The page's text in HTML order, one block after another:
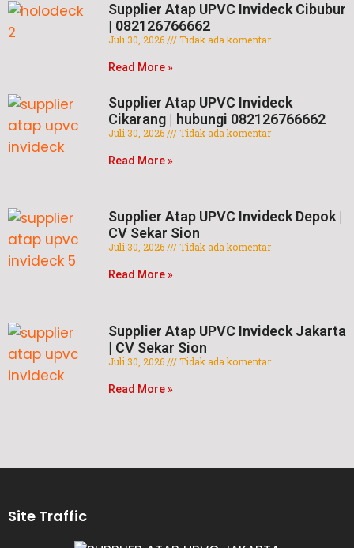
Supplier Atap UPVC Invideck Cibubur
| 082126766662
Juli 30, 2026 Tidak ada komentar
Read More »
Supplier Atap UPVC Invideck
Cikarang | hubungi 082126766662
Juli 30, 2026 Tidak ada komentar
Read More »
Supplier Atap UPVC Invideck Depok |
CV Sekar Sion
Juli 30, 2026 Tidak ada komentar
Read More »
Supplier Atap UPVC Invideck Jakarta
| CV Sekar Sion
Juli 30, 2026 Tidak ada komentar
Read More »
Site Traffic